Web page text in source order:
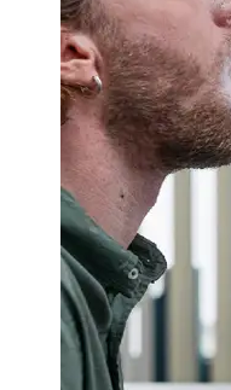
Help &
Support
Contact
About
Write
for Us